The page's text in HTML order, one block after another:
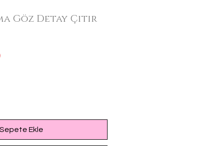
Göz Detay Çıtır
İndirimli
Sepete Ekle